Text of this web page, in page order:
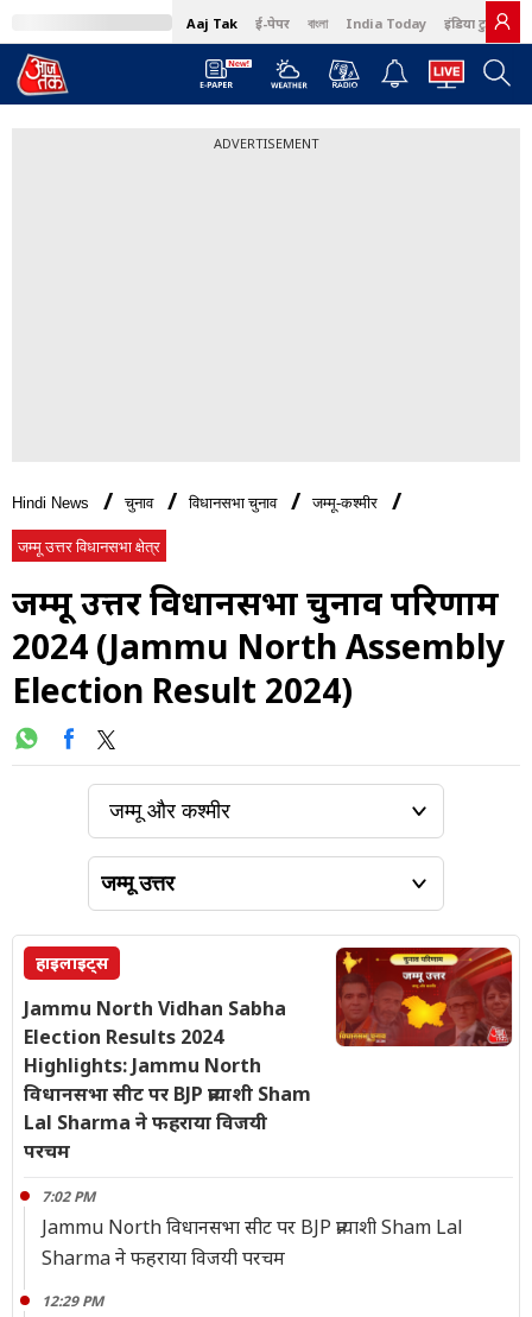
Aaj Tak ई-पेपर বাংলা India Today इंडिया टुडे हिंदी
ADVERTISEMENT
Hindi News चुनाव विधानसभा चुनाव जम्मू-कश्मीर
जम्मू उत्तर विधानसभा क्षेत्र
जम्मू उत्तर विधानसभा चुनाव परिणाम
2024 (Jammu North Assembly
Election Result 2024)
हाइलाइट्स
Jammu North Vidhan Sabha
Election Results 2024
Highlights: Jammu North
विधानसभा सीट पर BJP प्रत्याशी Sham
Lal Sharma ने फहराया विजयी
परचम
7:02 PM
Jammu North विधानसभा सीट पर BJP प्रत्याशी Sham Lal
Sharma ने फहराया विजयी परचम
12:29 PM